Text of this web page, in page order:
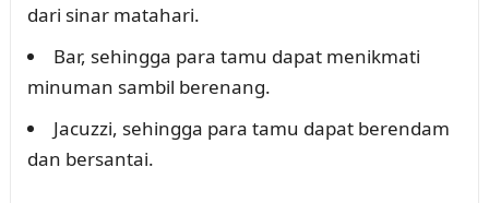
dari sinar matahari.
Bar, sehingga para tamu dapat menikmati
minuman sambil berenang.
Jacuzzi, sehingga para tamu dapat berendam
dan bersantai.